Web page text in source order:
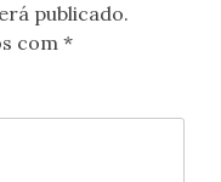
publicado.
com*